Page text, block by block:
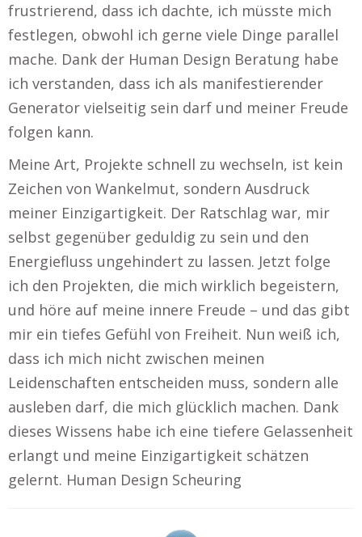
frustrierend, dass ich dachte, ich müsste mich
festlegen, obwohl ich gerne viele Dinge parallel
mache. Dank der Human Design Beratung habe
ich verstanden, dass ich als manifestierender
Generator vielseitig sein darf und meiner Freude
folgen kann.
Meine Art, Projekte schnell zu wechseln, ist kein
Zeichen von Wankelmut, sondern Ausdruck
meiner Einzigartigkeit. Der Ratschlag war, mir
selbst gegenüber geduldig zu sein und den
Energiefluss ungehindert zu lassen. Jetzt folge
ich den Projekten, die mich wirklich begeistern,
und höre auf meine innere Freude – und das gibt
mir ein tiefes Gefühl von Freiheit. Nun weiß ich,
dass ich mich nicht zwischen meinen
Leidenschaften entscheiden muss, sondern alle
ausleben darf, die mich glücklich machen. Dank
dieses Wissens habe ich eine tiefere Gelassenheit
erlangt und meine Einzigartigkeit schätzen
gelernt. Human Design Scheuring